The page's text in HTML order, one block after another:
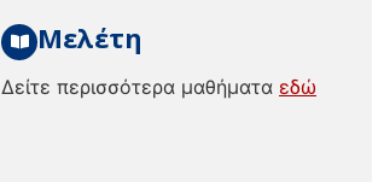
Μελέτη
Δείτε περισσότερα μαθήματα εδώ